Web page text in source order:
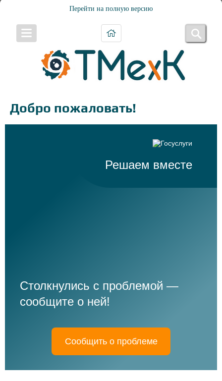
Перейти на полную версию
Добро пожаловать!
Решаем вместе
Столкнулись с проблемой —
сообщите о ней!
Сообщить о проблеме